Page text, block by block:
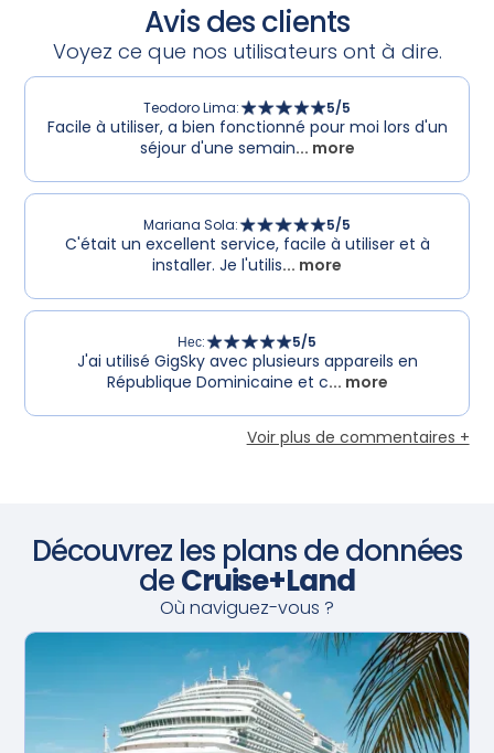
Avis des clients
Voyez ce que nos utilisateurs ont à dire.
Teodoro Lima: 5/5
Facile à utiliser, a bien fonctionné pour moi lors d'un
séjour d'une semain... more
Mariana Sola: 5/5
C'était un excellent service, facile à utiliser et à
installer. Je l'utilis... more
Нес: 5/5
J'ai utilisé GigSky avec plusieurs appareils en
République Dominicaine et c... more
Voir plus de commentaires +
Découvrez les plans de données
deCruise+Land
Où naviguez-vous ?